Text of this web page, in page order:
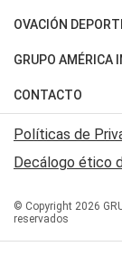
Política
Judiciales
Economia
Horóscopo
Motores
Trucos caseros
Series y Películas
Edictos y
OVACIÓN
Fútbol
Mundial
Automovilismo
Rugby
Básquet
GRUPO AMÉRICA
Canal 7 en Vivo
San Juan 8
CONTACTO
Acerca de
Contactanos
Políticas de
Decálogo ético
© Copyright 2026
reservados